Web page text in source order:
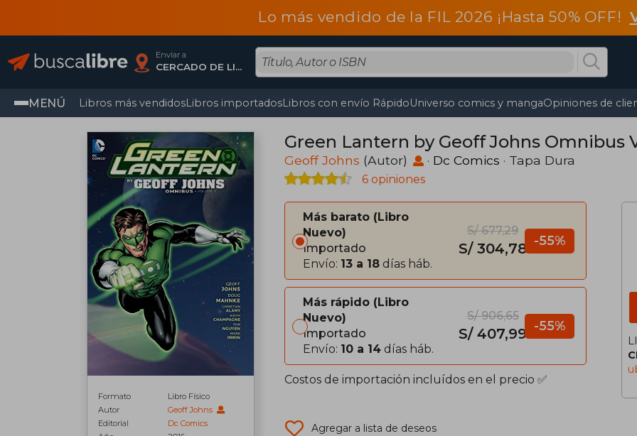
Lo más vendido de la FIL 2026 ¡Hasta 50% OFF!
Enviar a
CERCADO DE LIMA, Lima
MENÚ Libros más vendidosLibros importadosLibros con envío RápidoUniverso comics y mangaOpiniones de
Formato
Libro Físico
Autor
Geoff Johns
Editorial
Dc Comics
Green Lantern by Geoff Johns Omnibus
Geoff Johns (Autor) · Dc Comics · Tapa Dura
6 opiniones
Más barato
Libro
Nuevo
Importado
Envío: 13 a 18 días háb.
S/ 677,29
S/ 304,78 -55%
Más rápido
Libro
Nuevo
Importado
Envío: 10 a 14 días háb.
S/ 906,65
S/ 407,99 -55%
Costos de importación incluídos en el precio ✅
Agregar a lista de deseos